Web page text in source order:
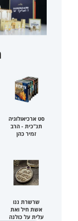
סט ארכיאולוגיה
תנ"כית - הרב
זמיר כהן
שרשרת ננו
אשת חיל ואת
עלית על כולנה